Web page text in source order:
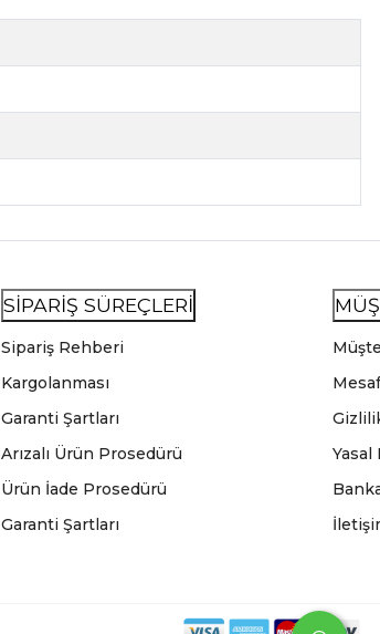
SİPARİŞ SÜREÇLERİ
Sipariş Rehberi
Kargolanması
Garanti Şartları
Arızalı Ürün Prosedürü
Ürün İade Prosedürü
Garanti Şartları
Yasal